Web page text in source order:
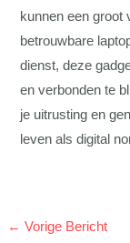
kunnen een groot
betrouwbare
dienst, deze
en verbonden te
je uitrusting en
leven als digital
← Vorige Bericht